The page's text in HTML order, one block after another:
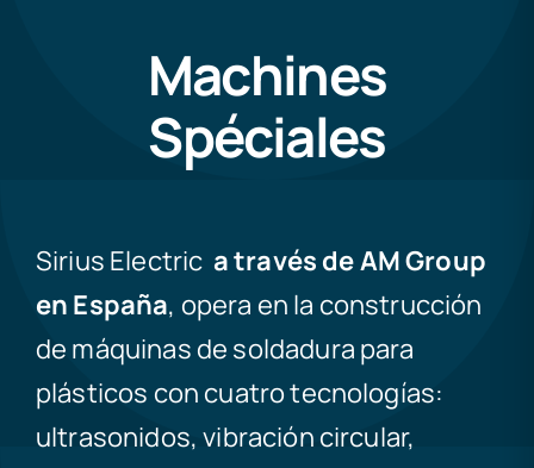
Machines
Spéciales
Sirius Electric a través de AM Group
en España, opera en la construcción
de máquinas de soldadura para
plásticos con cuatro tecnologías:
ultrasonidos, vibración circular,